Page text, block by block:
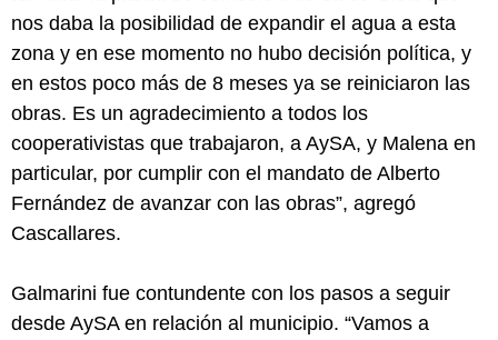
nos daba la posibilidad de expandir el agua a esta
zona y en ese momento no hubo decisión política, y
en estos poco más de 8 meses ya se reiniciaron las
obras. Es un agradecimiento a todos los
cooperativistas que trabajaron, a AySA, y Malena en
particular, por cumplir con el mandato de Alberto
Fernández de avanzar con las obras”, agregó
Cascallares.
Galmarini fue contundente con los pasos a seguir
desde AySA en relación al municipio. “Vamos a